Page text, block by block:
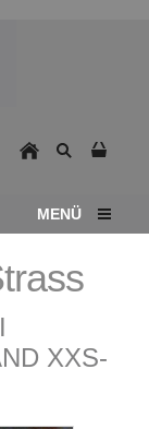
MENÜ
XXS-